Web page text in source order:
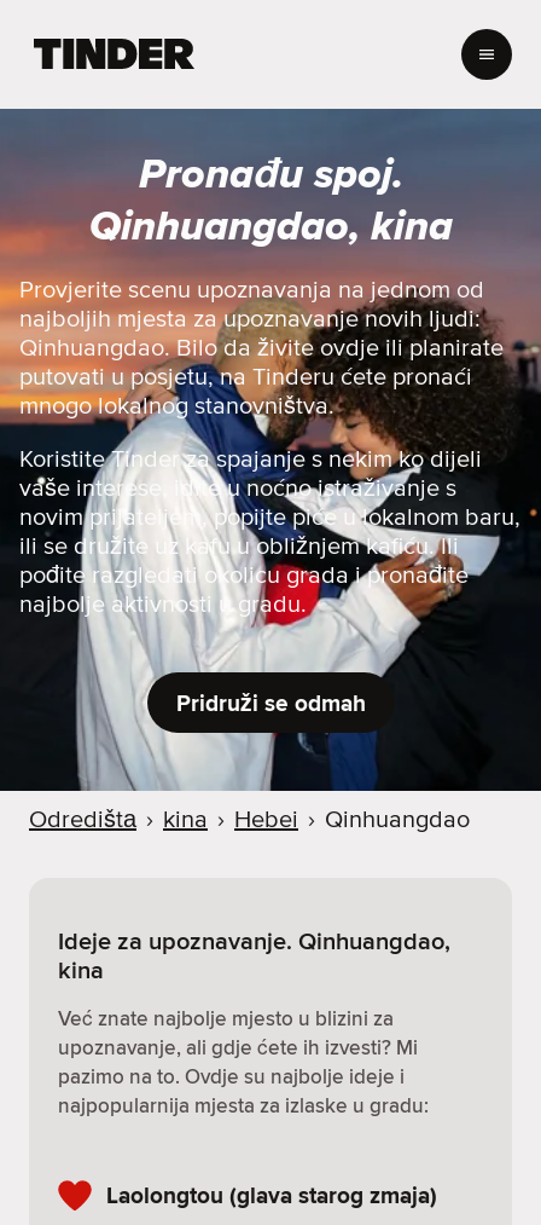
r
o
e
Pronađu spoj.
Qinhuangdao, kina
Provjerite scenu upoznavanja na jednom od
najboljih mjesta za upoznavanje novih ljudi:
Qinhuangdao. Bilo da živite ovdje ili planirate
putovati u posjetu, na Tinderu ćete pronaći
mnogo lokalnog stanovništva.
Koristite Tinder za spajanje s nekim ko dijeli
vaše interese, idite u noćno istraživanje s
novim prijateljem, popijte piće u lokalnom baru,
ili se družite uz kafu u obližnjem kafiću. Ili
pođite razgledati okolicu grada i pronađite
najbolje aktivnosti u gradu.
Pridruži se odmah
Odredištа › kina › Hebei › Qinhuangdao
Ideje za upoznavanje. Qinhuangdao,
kina
Već znate najbolje mjesto u blizini za
upoznavanje, ali gdje ćete ih izvesti? Mi
pazimo na to. Ovdje su najbolje ideje i
najpopularnija mjesta za izlaske u gradu:
Laolongtou (glava starog zmaja)